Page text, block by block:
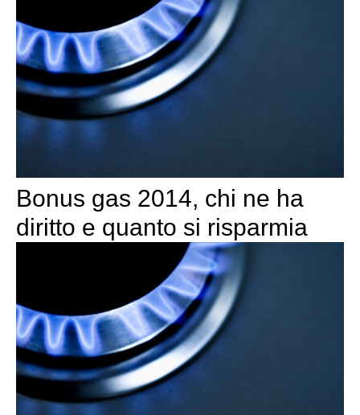
Bonus gas 2014, chi ne ha
diritto e quanto si risparmia